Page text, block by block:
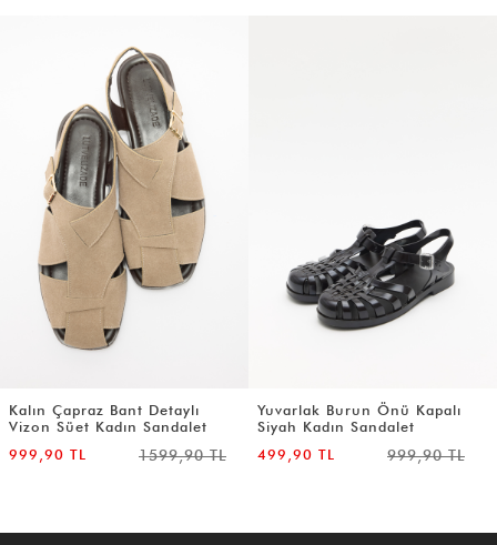
Kalın Çapraz Bant Detaylı
Vizon Süet Kadın Sandalet
999,90 TL
1599,90 TL
Yuvarlak Burun Önü Kapalı
Siyah Kadın Sandalet
499,90 TL
999,90 TL